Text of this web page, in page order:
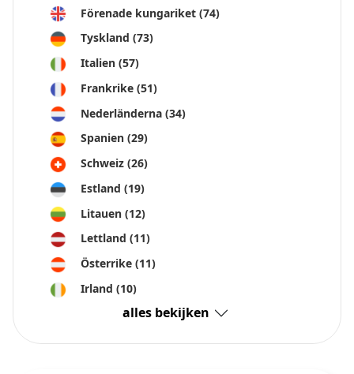
Förenade kungariket (74)
Tyskland (73)
Italien (57)
Frankrike (51)
Nederländerna (34)
Spanien (29)
Schweiz (26)
Estland (19)
Litauen (12)
Lettland (11)
Österrike (11)
Irland (10)
alles bekijken